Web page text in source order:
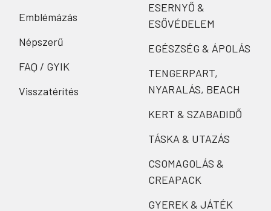
Emblémázás
Népszerű
FAQ / GYIK
Visszatérítés
ESERNYŐ &
ESŐVÉDELEM
EGÉSZSÉG & ÁPOLÁS
TENGERPART,
NYARALÁS, BEACH
KERT & SZABADIDŐ
TÁSKA & UTAZÁS
CSOMAGOLÁS &
CREAPACK
GYEREK & JÁTÉK